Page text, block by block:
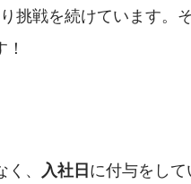
戦を続けています。
、 入社日に付与をして